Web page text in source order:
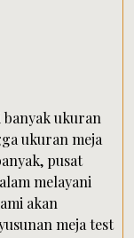
ukuran
ukuran meja
pusat
melayani
akan
meja test